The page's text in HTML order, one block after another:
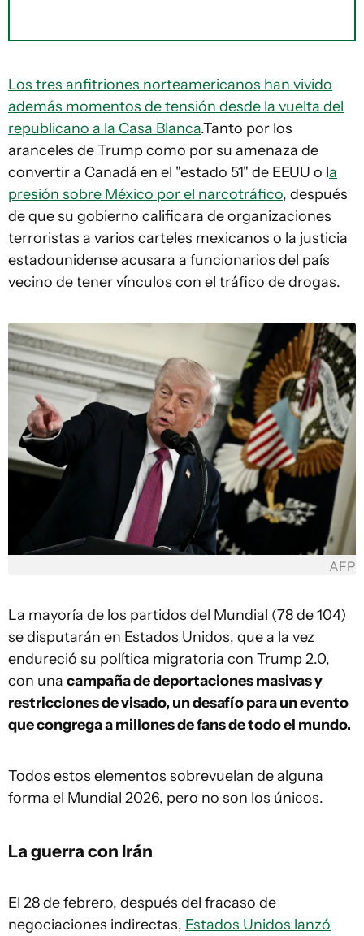
Los tres anfitriones norteamericanos han vivido
además momentos de tensión desde la vuelta del
republicano a la Casa Blanca.Tanto por los
aranceles de Trump como por su amenaza de
convertir a Canadá en el "estado 51" de EEUU o la
presión sobre México por el narcotráfico, después
de que su gobierno calificara de organizaciones
terroristas a varios carteles mexicanos o la justicia
estadounidense acusara a funcionarios del país
vecino de tener vínculos con el tráfico de drogas.
AFP
La mayoría de los partidos del Mundial (78 de 104)
se disputarán en Estados Unidos, que a la vez
endureció su política migratoria con Trump 2.0,
con una campaña de deportaciones masivas y
restricciones de visado, un desafío para un evento
que congrega a millones de fans de todo el mundo.
Todos estos elementos sobrevuelan de alguna
forma el Mundial 2026, pero no son los únicos.
La guerra con Irán
El 28 de febrero, después del fracaso de
negociaciones indirectas, Estados Unidos lanzó